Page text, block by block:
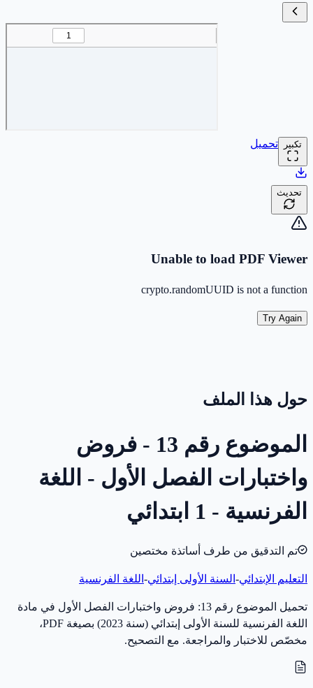
تكبير تحميل
تحديث
Unable to load PDF Viewer
crypto.randomUUID is not a function
Try Again
حول هذا الملف
الموضوع رقم 13 - فروض
واختبارات الفصل الأول - اللغة
الفرنسية - 1 ابتدائي
تم التدقيق من طرف أساتذة مختصين
التعليم الإبتدائي- السنة الأولى إبتدائي- اللغة الفرنسية
تحميل الموضوع رقم 13: فروض واختبارات الفصل الأول في مادة
اللغة الفرنسية للسنة الأولى إبتدائي (سنة 2023) بصيغة PDF،
مخصّص للاختبار والمراجعة. مع التصحيح.